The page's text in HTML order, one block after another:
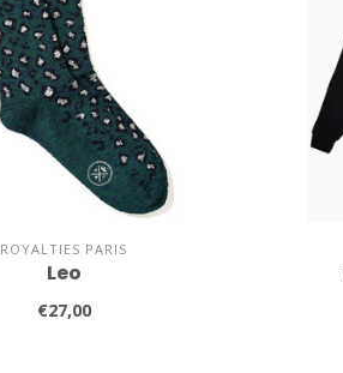
ROYALTIES PARIS
Leo
€27,00